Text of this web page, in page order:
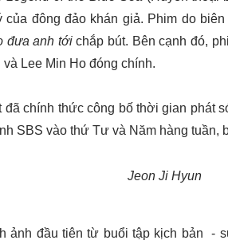
của đông đảo khán giả. Phim do
đưa anh tớichắp bút. Bên cạnh đó,
Lee Min Ho đóng chính.
đã chính thức công bố thời gian phát
SBS vào thứ Tư và Năm hàng tuần,
Jeon Ji Hyun
ảnh đầu tiên từ buổi tập kịch bản -